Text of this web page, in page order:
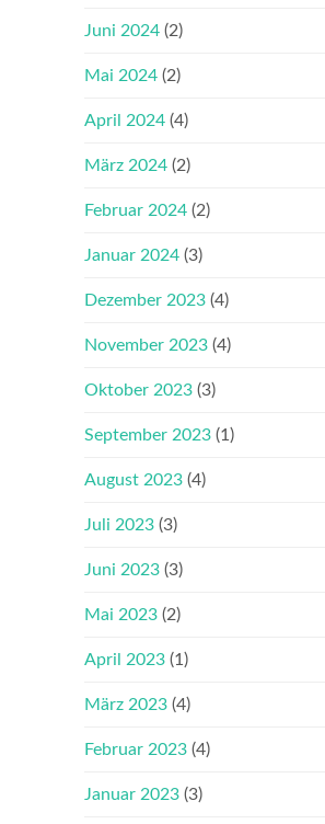
Juni 2024 (2)
Mai 2024 (2)
April 2024 (4)
März 2024 (2)
Februar 2024 (2)
Januar 2024 (3)
Dezember 2023 (4)
November 2023 (4)
Oktober 2023 (3)
September 2023 (1)
August 2023 (4)
Juli 2023 (3)
Juni 2023 (3)
Mai 2023 (2)
April 2023 (1)
März 2023 (4)
Februar 2023 (4)
Januar 2023 (3)